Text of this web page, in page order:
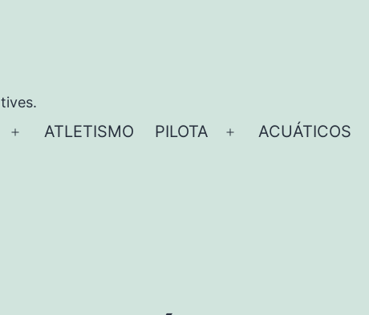
Abrir
ATLETISMO PILOTA
Abrir
ACUÁTICOS